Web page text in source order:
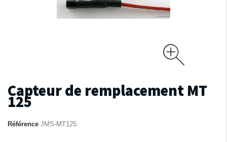
Capteur de remplacement MT
125
Référence JMS-MT125